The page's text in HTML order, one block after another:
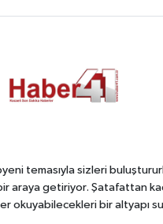
temasıyla sizleri
araya getiriyor. Şatafattan
okuyabilecekleri bir altyapı